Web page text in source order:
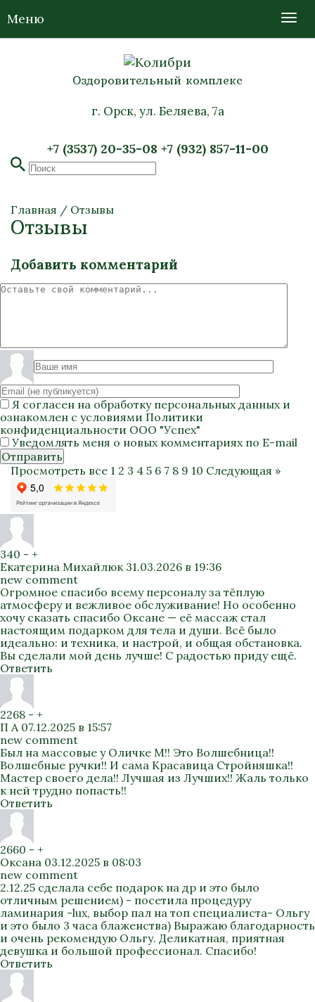
Оздоровительный комплекс
г. Орск, ул. Беляева, 7а
+7 (3537) 20-35-08 +7 (932) 857-11-00
Меню
Главная / Отзывы
Отзывы
Добавить комментарий
Я согласен на обработку персональных данныхи
ознакомлен с условиями Политики
конфиденциальности ООО "Успех"
Уведомлять меня о новых комментариях по E-mail
Отправить
Просмотреть все 1 2 3 4 5 6 7 8 9 10 Следующая »
340 - +
Екатерина Михайлюк 31.03.2026 в 19:36
new comment
Огромное спасибо всему персоналу за тёплую
атмосферу и вежливое обслуживание! Но особенно
хочу сказать спасибо Оксане — её массаж стал
настоящим подарком для тела и души. Всё было
идеально: и техника, и настрой, и общая обстановка.
Вы сделали мой день лучше! С радостью приду ещё.
Ответить
2268 - +
П А 07.12.2025 в 15:57
new comment
Был на массовые у Оличке М!! Это Волшебница!!
Волшебные ручки!! И сама Красавица Стройняшка!!
Мастер своего дела!! Лучшая из Лучших!! Жаль только
к ней трудно попасть!!
Ответить
2660 - +
Оксана 03.12.2025 в 08:03
new comment
2.12.25 сделала себе подарок на др и это было
отличным решением) - посетила процедуру
ламинария -lux, выбор пал на топ специалиста- Ольгу
и это было 3 часа блаженства) Выражаю благодарность
и очень рекомендую Ольгу. Деликатная, приятная
девушка и большой профессионал. Спасибо!
Ответить